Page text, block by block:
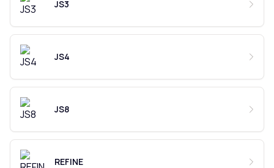
JS3
JS4
JS8
REFINE